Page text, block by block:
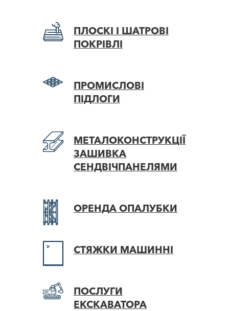
ПЛОСКІ І ШАТРОВІ
ПОКРІВЛІ
ПРОМИСЛОВІ
ПІДЛОГИ
МЕТАЛОКОНСТРУКЦІЇ
ЗАШИВКА
СЕНДВІЧПАНЕЛЯМИ
ОРЕНДА ОПАЛУБКИ
СТЯЖКИ МАШИННІ
ПОСЛУГИ
ЕКСКАВАТОРА